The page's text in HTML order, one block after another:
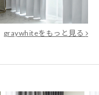
graywhiteをもっと見る